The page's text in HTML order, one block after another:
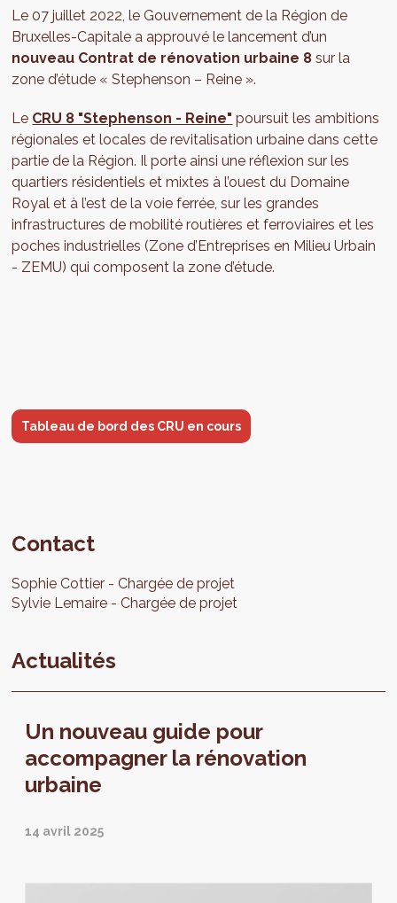
Le 07 juillet 2022, le Gouvernement de la Région de
Bruxelles-Capitale a approuvé le lancement d’un
nouveau Contrat de rénovation urbaine 8 sur la
zone d’étude « Stephenson – Reine ».
Le CRU 8 "Stephenson - Reine" poursuit les ambitions
régionales et locales de revitalisation urbaine dans cette
partie de la Région. Il porte ainsi une réflexion sur les
quartiers résidentiels et mixtes à l’ouest du Domaine
Royal et à l’est de la voie ferrée, sur les grandes
infrastructures de mobilité routières et ferroviaires et les
poches industrielles (Zone d’Entreprises en Milieu Urbain
- ZEMU) qui composent la zone d’étude.
Tableau de bord des CRU en cours
Contact
Sophie Cottier
Chargée de projet
Sylvie Lemaire Chargée de projet
Actualités
Un nouveau guide pour
accompagner la rénovation
urbaine
14 avril 2025